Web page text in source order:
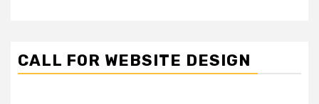
CALL FOR WEBSITE DESIGN